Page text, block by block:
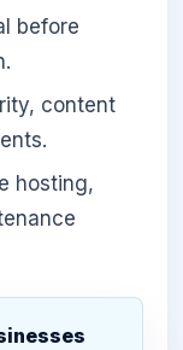
before
content
hosting,